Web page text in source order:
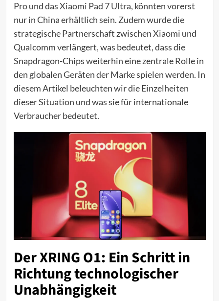
Pround dasXiaomi Pad 7 Ultra, könnten vorerst
nur in China erhältlich sein. Zudem wurde die
strategische Partnerschaft zwischen Xiaomi und
Qualcomm verlängert, was bedeutet, dass die
Snapdragon-Chips weiterhin eine zentrale Rolle in
den globalen Geräten der Marke spielen werden. In
diesem Artikel beleuchten wir die Einzelheiten
dieser Situation und was sie für internationale
Verbraucher bedeutet.
Der XRING O1: Ein Schritt in
Richtung technologischer
Unabhängigkeit